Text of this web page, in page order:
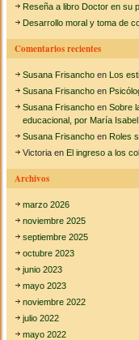
r
a
l
y
o
m
d
c
o
n
e
n
c
a
P
Reseña a libro Doctor en su
Desarrollo moral y toma de
Comentarios recientes
Susana Frisancho enLos
Susana Frisancho en
Susana Frisancho enSobre
educacional, por María
Susana Frisancho enRoles
Victoria enEl ingreso a los
Archivos
marzo 2026
noviembre 2025
septiembre 2025
octubre 2023
junio 2023
mayo 2023
noviembre 2022
julio 2022
mayo 2022